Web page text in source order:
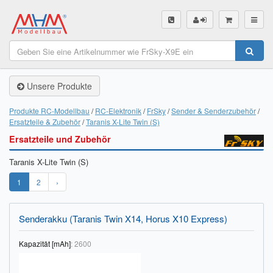
SHOP
Unsere Produkte
Servo Finder
BL-Motor Finder
Schiffsschrauben Finder
Räder Finder
Luftschrauben Finder
Unsere Produkte
Produkte RC-Modellbau RC-Elektronik FrSky Sender & Senderzubehör
Ersatzteile & Zubehör Taranis X-Lite Twin (S)
Ersatzteile und Zubehör
Taranis X-Lite Twin (S)
1 2 ›
Senderakku (Taranis Twin X14, Horus X10 Express)
Kapazität [mAh]:2600